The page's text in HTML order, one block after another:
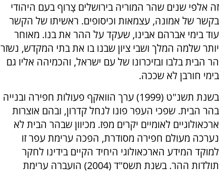
זה אלפי שנים שהר המוריה בירושלים צָרוף בעם היהודי
בקשר של אמונה, עצמאות וכיסופים. ראשיתו של הקשר
עוד בימי אברהם אבינו, שעקד על ההר את בנו. מאוחר
יותר שלמה המלך ושבי ציון שבנו בו את בתי המקדש, נשזר
הר הבית בלבו ובזיכרונו של עם ישראל, והכמיהה אליו גם
בימי חורבן לא שככה.
בשנת תשנ"ט (1999) ערך הוואקף פעולות חפירה ובנייה
בהר הבית. שפכי העפר פונו לנחל קדרון, ובהם אוצרות
ארכאולוגיים לאומיים יקרים מפז. מכיוון שבהר הבית לא
נערכה מעולם חפירה מסודרת, הפכה ערימת עפר זו
למוקד המידע הארכאולוגי היחיד הקיים בידינו לחקר
תולדות ההר. בשנת תשס"ד (2004) הועברה ערימת